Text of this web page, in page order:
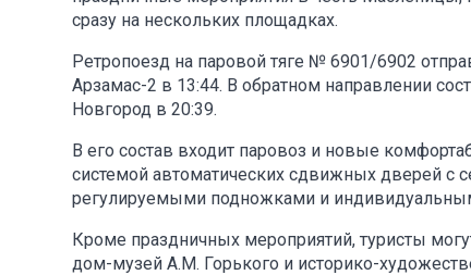
сразу на нескольких площадках.
Ретропоезд на паровой тяге № 6901/6902
Арзамас-2 в 13:44. В обратном направлении
Новгород в 20:39.
В его состав входит паровоз и новые
системой автоматических сдвижных дверей с
регулируемыми подножками и
Кроме праздничных мероприятий, туристы
дом-музей А.М. Горького и историко-